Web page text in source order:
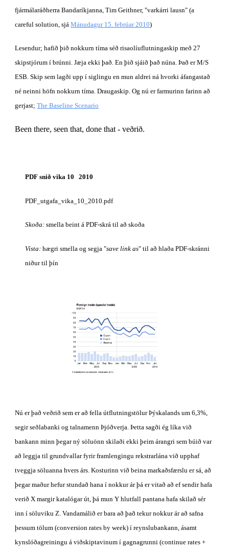
fjármálaráðherra Bandaríkjanna, Tim Geithner, "varkárri lausn" (a
careful solution, sjá Mánudagur 15. febrúar 2010)
Lesendur; hafið þið nokkurn tíma séð risaolíuflutningaskip með 27
skipstjórum í brúnni. Jæja ekki það. En þið sjáið það núna. Það er M/S
ESB. Skip sem lagði upp í siglingu en mun aldrei ná hvorki áfangastað
né neinni höfn nokkurn tíma. Draugaskip. Og nú er farmurinn farinn að
gerjast; The Baseline Scenario
Been there, seen that, done that - veðrið.
PDF snið vika 10   2010
PDF_utgafa_vika_10_2010.pdf
Skoða: smella beint á PDF-skrá til að skoða
Vista: hægri smella og segja "save link as" til að hlaða PDF-skránni
niður til þín
Nú er það veðrið sem er að fella útflutningstölur Þýskalands um 6,3%,
segir seðlabanki og talnamenn Þjóðverja. Þetta sagði ég líka við
bankann minn þegar ný söluönn skilaði ekki þeim árangri sem búið var
að leggja til grundvallar fyrir framlengingu rekstrarlána við upphaf
tveggja söluanna hvers árs. Kosturinn við beina markaðsfærslu er sá, að
þegar maður hefur stundað hana í nokkur ár þá er vitað að ef sendir hafa
verið X margir katalógar út, þá mun Y hlutfall pantana hafa skilað sér
inn í söluviku Z. Vandamálið er bara að það tekur nokkur ár að safna
þessum tölum (conversion rates by week) í reynslubankann, ásamt
kynslóðagreiningu á viðskiptavinum í gagnagrunni (continue rates +